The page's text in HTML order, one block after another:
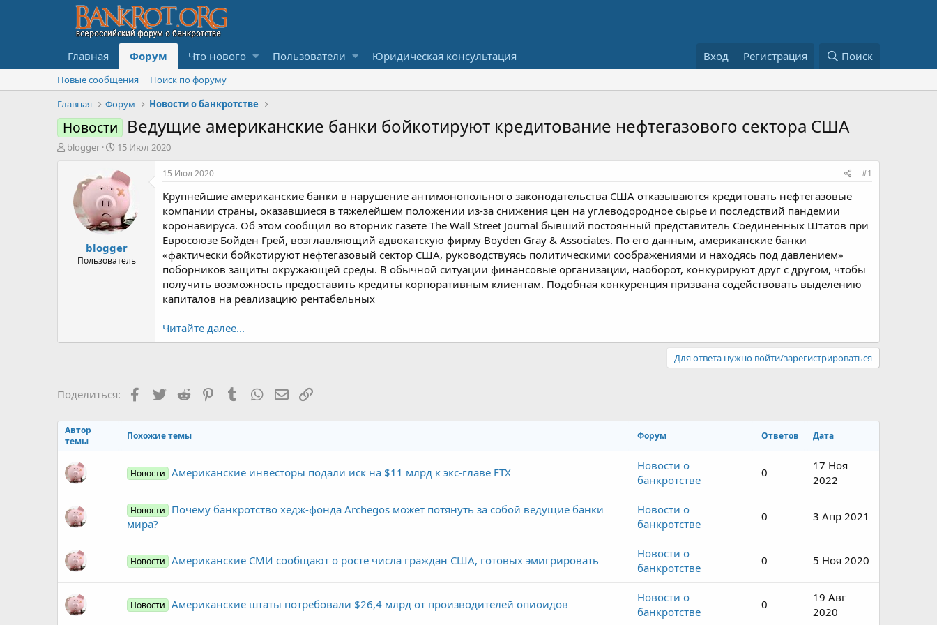
Главная Форум Что нового Пользователи Юридическая консультация Вход Регистрация Поиск
Новые сообщения
Поиск по форуму
Главная
Форум Новости о банкротстве
Новости Ведущие американские банки бойкотируют кредитование нефтегазового сектора США
А
blogger
Д
т
а
н
а
ч
а
л
а
15 Июл 2020
blogger
Пользователь
15 Июл 2020 #1
Крупнейшие американские банки в нарушение антимонопольного законодательства США отказываются кредитовать нефтегазовые
компании страны, оказавшиеся в тяжелейшем положении из-за снижения цен на углеводородное сырье и последствий пандемии
коронавируса. Об этом сообщил во вторник газете The Wall Street Journal бывший постоянный представитель Соединенных Штатов при
Евросоюзе Бойден Грей, возглавляющий адвокатскую фирму Boyden Gray & Associates. По его данным, американские банки
«фактически бойкотируют нефтегазовый сектор США, руководствуясь политическими соображениями и находясь под давлением»
поборников защиты окружающей среды. В обычной ситуации финансовые организации, наоборот, конкурируют друг с другом, чтобы
получить возможность предоставить кредиты корпоративным клиентам. Подобная конкуренция призвана содействовать выделению
капиталов на реализацию рентабельных
Читайте далее...
Для ответа нужно войти/зарегистрироваться
Поделиться: Facebook
TwitterReddit PinterestTumblrWhatsAppЭлектронная почта
Ссылка
Автор
темы
Похожие темы Форум Ответов Дата
Новости Американские инвесторы подали иск на $11 млрд к экс-главе FTX
Новости о
банкротстве
0
17 Ноя
2022
Новости
Почему банкротство хедж-фонда Archegos может потянуть за собой ведущие банки
мира?
Новости о
банкротстве
0 3 Апр 2021
Новости Американские СМИ сообщают о росте числа граждан США, готовых эмигрировать
Новости о
банкротстве
0 5 Ноя 2020
Новости Американские штаты потребовали $26,4 млрд от производителей опиоидов
Новости о
банкротстве
0
19 Авг
2020